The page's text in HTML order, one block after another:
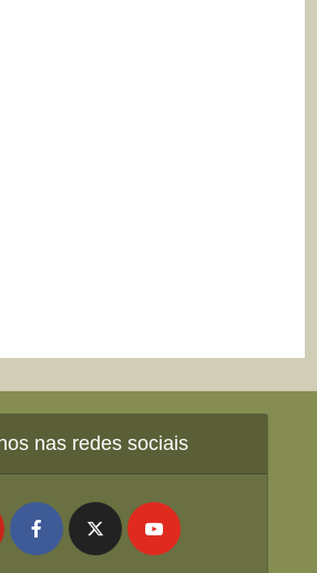
nas redes sociais